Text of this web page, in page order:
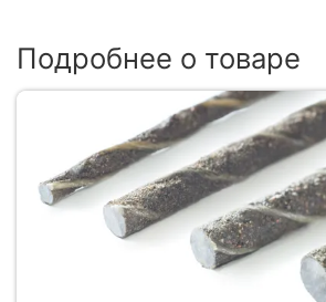
Подробнее о товаре